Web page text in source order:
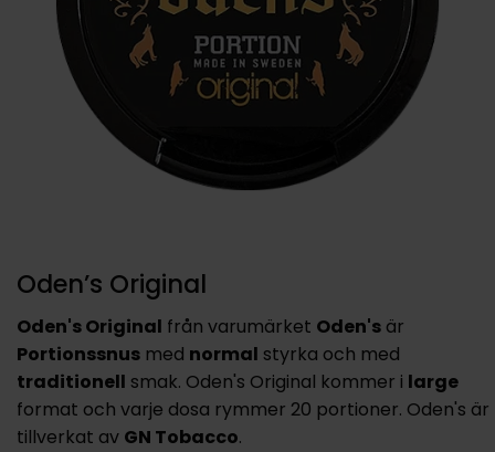
Oden’s Original
Oden's Original från varumärket Oden's är
Portionssnus med normal styrka och med
traditionell smak. Oden's Original kommer i large
format och varje dosa rymmer 20 portioner. Oden's är
tillverkat av GN Tobacco.